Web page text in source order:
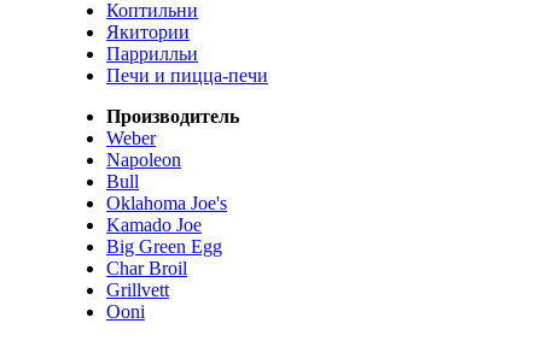
Коптильни
Якитории
Паррилльи
Печи и пицца-печи
Производитель
Weber
Napoleon
Bull
Oklahoma Joe's
Kamado Joe
Big Green Egg
Char Broil
Grillvett
Ooni